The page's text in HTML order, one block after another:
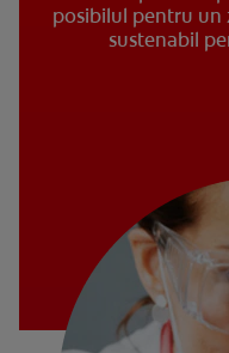
posibilul pentru un
sustenabil